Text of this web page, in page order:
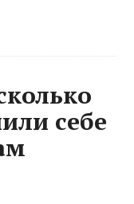
себе